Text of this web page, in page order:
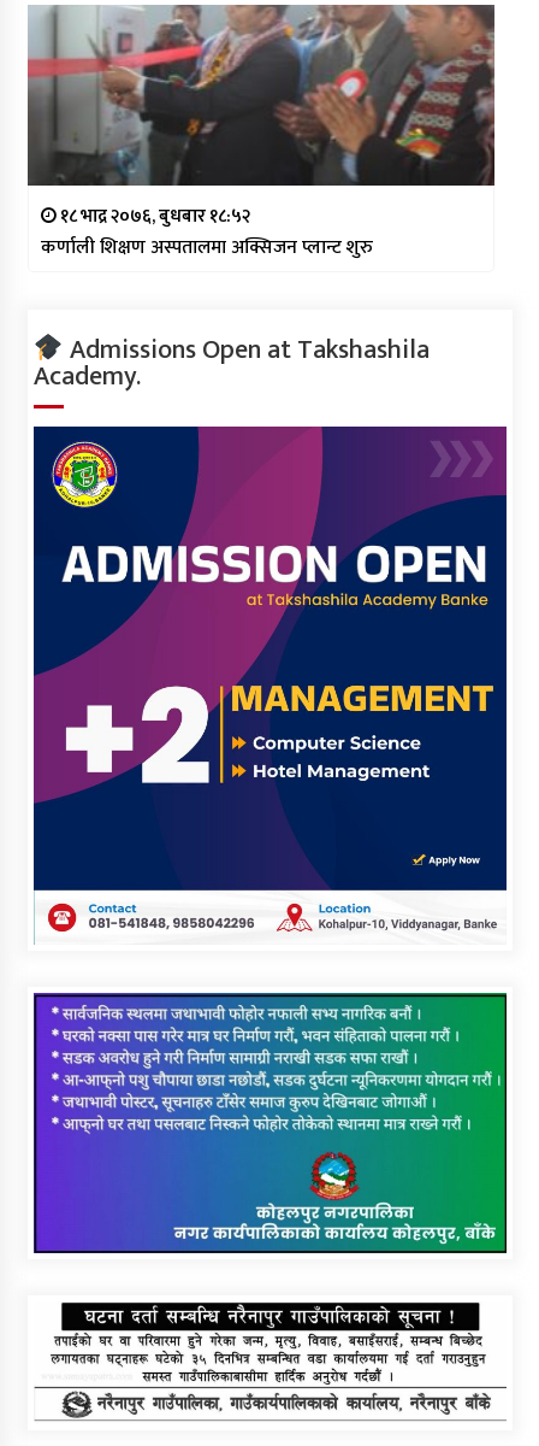
१८ भाद्र २०७६, बुधबार १८:५२
कर्णाली शिक्षण अस्पतालमा अक्सिजन प्लान्ट शुरु
Admissions Open at Takshashila
Academy.